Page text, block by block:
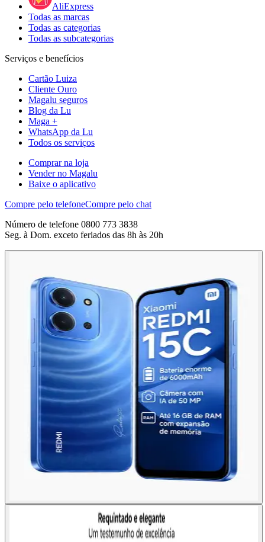
AliExpress
Todas as marcas
Todas as categorias
Todas as subcategorias
Serviços e benefícios
Cartão Luiza
Cliente Ouro
Magalu seguros
Blog da Lu
Maga +
WhatsApp da Lu
Todos os serviços
Comprar na loja
Vender no Magalu
Baixe o aplicativo
Compre pelo telefoneCompre pelo chat
Número de telefone 0800 773 3838
Seg. à Dom. exceto feriados das 8h às 20h